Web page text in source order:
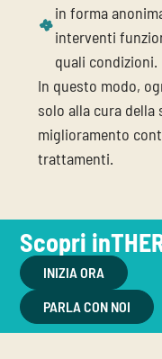
in forma
interventi
quali condizioni.
In questo modo,
solo alla cura della
miglioramento
trattamenti.
Scopri
INIZIA ORA
PARLA CON NOI